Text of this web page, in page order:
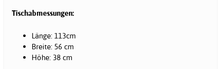
Tischabmessungen:
Länge: 113cm
Breite: 56 cm
Höhe: 38 cm